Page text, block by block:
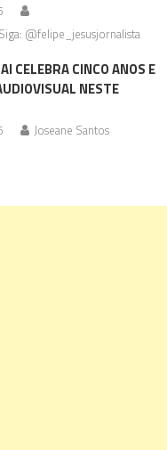
@felipe_jesusjornalista
CELEBRA CINCO ANOS E
NESTE
Joseane Santos